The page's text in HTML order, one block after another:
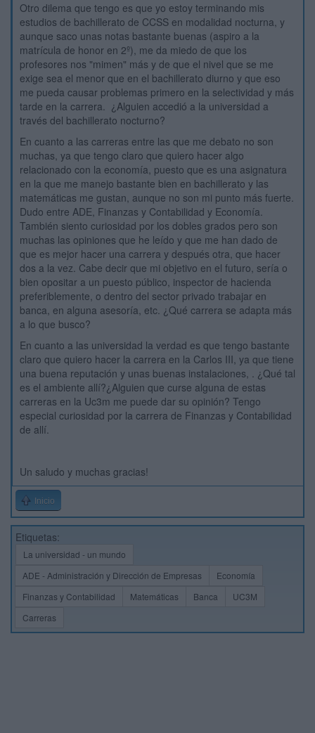
Otro dilema que tengo es que yo estoy terminando mis
estudios de bachillerato de CCSS en modalidad nocturna, y
aunque saco unas notas bastante buenas (aspiro a la
matrícula de honor en 2º), me da miedo de que los
profesores nos "mimen" más y de que el nivel que se me
exige sea el menor que en el bachillerato diurno y que eso
me pueda causar problemas primero en la selectividad y más
tarde en la carrera. ¿Alguien accedió a la universidad a
través del bachillerato nocturno?
En cuanto a las carreras entre las que me debato no son
muchas, ya que tengo claro que quiero hacer algo
relacionado con la economía, puesto que es una asignatura
en la que me manejo bastante bien en bachillerato y las
matemáticas me gustan, aunque no son mi punto más fuerte.
Dudo entre ADE, Finanzas y Contabilidad y Economía.
También siento curiosidad por los dobles grados pero son
muchas las opiniones que he leído y que me han dado de
que es mejor hacer una carrera y después otra, que hacer
dos a la vez. Cabe decir que mi objetivo en el futuro, sería o
bien opositar a un puesto público, inspector de hacienda
preferiblemente, o dentro del sector privado trabajar en
banca, en alguna asesoría, etc. ¿Qué carrera se adapta más
a lo que busco?
En cuanto a las universidad la verdad es que tengo bastante
claro que quiero hacer la carrera en la Carlos III, ya que tiene
una buena reputación y unas buenas instalaciones, . ¿Qué tal
es el ambiente allí?¿Alguien que curse alguna de estas
carreras en la Uc3m me puede dar su opinión? Tengo
especial curiosidad por la carrera de Finanzas y Contabilidad
de allí.
Un saludo y muchas gracias!
Inicio
Etiquetas:
La universidad - un mundo
ADE - Administración y Dirección de Empresas
Economía
Finanzas y Contabilidad
Matemáticas Banca
UC3M
Carreras